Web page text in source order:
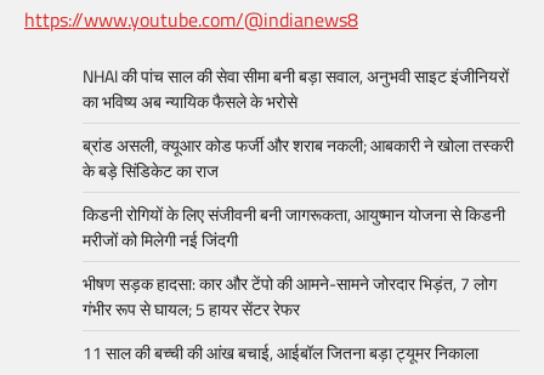
https://www.youtube.com/@indianews8
NHAI की पांच साल की सेवा सीमा बनी बड़ा सवाल, अनुभवी साइट इंजीनियरों
का भविष्य अब न्यायिक फैसले के भरोसे
ब्रांड असली, क्यूआर कोड फर्जी और शराब नकली; आबकारी ने खोला तस्करी
के बड़े सिंडिकेट का राज
किडनी रोगियों के लिए संजीवनी बनी जागरूकता, आयुष्मान योजना से किडनी
मरीजों को मिलेगी नई जिंदगी
भीषण सड़क हादसा: कार और टेंपो की आमने-सामने जोरदार भिड़ंत, 7 लोग
गंभीर रूप से घायल; 5 हायर सेंटर रेफर​
11 साल की बच्ची की आंख बचाई, आईबॉल जितना बड़ा ट्यूमर निकाला